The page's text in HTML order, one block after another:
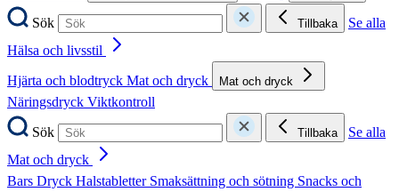
Sök Tillbaka
Se alla
Hälsa och livsstil
Hjärta och blodtryck Mat och dryck Mat och dryck
Näringsdryck Viktkontroll
Sök
Tillbaka
Se alla
Mat och dryck
Bars Dryck Halstabletter Smaksättning och sötning Snacks och